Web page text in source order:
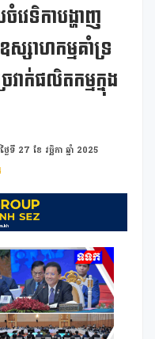
េទិកាបង្ហាញ
ស្សាហកម្មគាំទ្រ
ាក់ផលិតកម្មក្នុង
ថ្ងៃទី 27 ខែ វច្ឆិកា ឆ្នាំ 2025